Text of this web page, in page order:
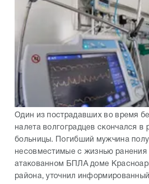
Один из пострадавших во время
налета волгоградцев скончался в
больницы. Погибший мужчина
несовместимые с жизнью ранения
атакованном БПЛА доме
района, уточнил